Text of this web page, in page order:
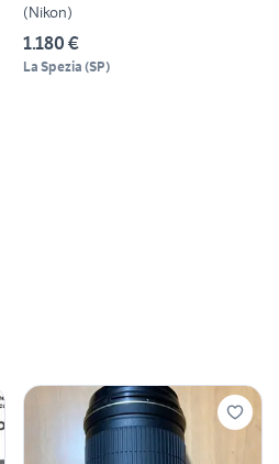
(Nikon)
1.180 €
La Spezia (SP)